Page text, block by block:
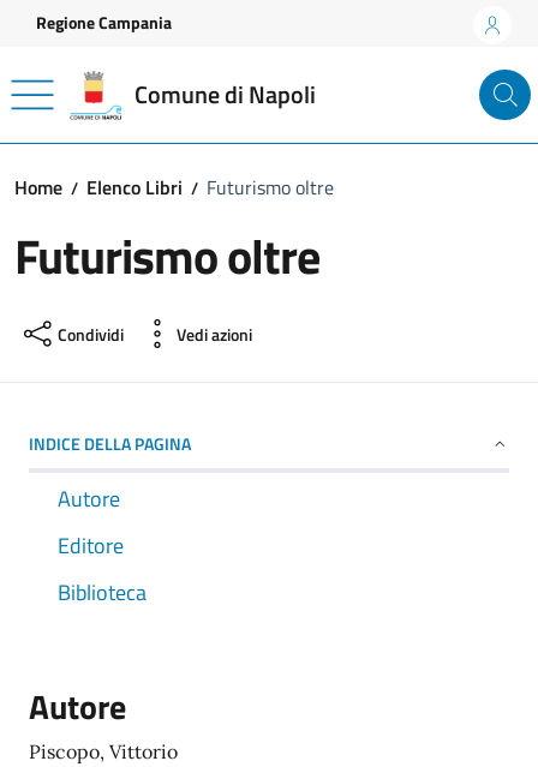
Vai ai contenuti
Vai al footer
Regione Campania
Comune di Napoli
Home Elenco Libri Futurismo oltre
Futurismo oltre
Condividi Vedi azioni
INDICE DELLA PAGINA
Autore
Editore
Biblioteca
Autore
Piscopo, Vittorio